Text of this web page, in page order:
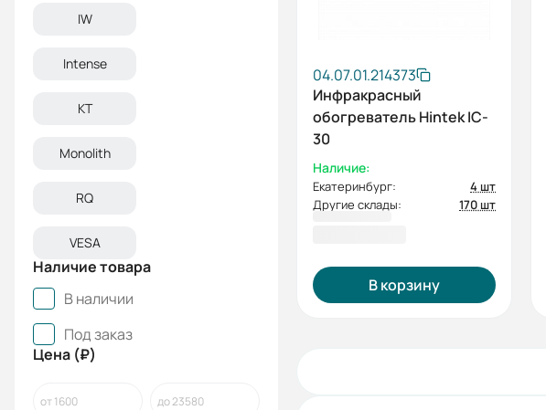
IW
Intense
KT
Monolith
RQ
VESA
Наличие товара
В наличии
Под заказ
Цена (₽)
04.07.01.214373
Инфракрасный
обогреватель Hintek IC-
30
Наличие:
Екатеринбург:
4 шт
Другие склады:
170 шт
В корзину